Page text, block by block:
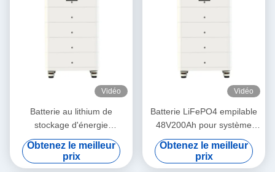
Vidéo
Batterie au lithium de
stockage d'énergie
48V200Ah pour système
solaire avec communication
RS485/CAN et indicateurs
Obtenez le meilleur
prix
Vidéo
Batterie LiFePO4 empilable
48V200Ah pour système
d'énergie solaire avec
communication RS485/CAN
et indicateurs LCD
Obtenez le meilleur
prix